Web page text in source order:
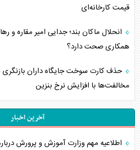
قیمت کارخانه‌ای
انحلال ماکان بند؛ جدایی امیر مقاره و
همکاری صحت دارد؟
حذف کارت سوخت جایگاه داران
مخالفت‌ها با افزایش نرخ بنزین
آخرین اخبار
اطلاعیه مهم وزارت آموزش و پرورش